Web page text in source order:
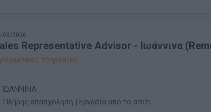
08/2026
Representative Advisor - Ιωάννινα
Υπηρεσίες
ΙΩΑΝΝΙΝΑ
Πλήρης απασχόληση | Εργασία από το σπίτι